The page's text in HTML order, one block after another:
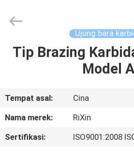
RUMAH
TENTANG
KITA
Carbide
Reserved.
Ujung bara
Tip Brazing
Model A
Tempat asal:
Cina
Nama merek:
RiXin
Sertifikasi:
ISO9001:2008